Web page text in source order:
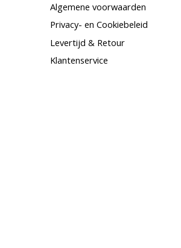
Algemene voorwaarden
Privacy- en Cookiebeleid
Levertijd & Retour
Klantenservice